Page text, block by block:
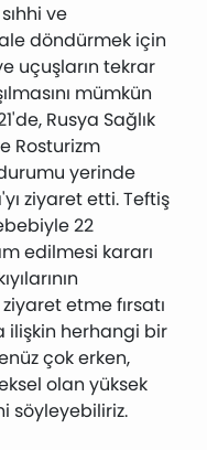
ve
döndürmek için
uçuşların tekrar
mümkün
Rusya Sağlık
Rosturizm
yerinde
ziyaret etti. Teftiş
22
edilmesi kararı
etme fırsatı
ilişkin herhangi bir
çok erken,
olan yüksek
söyleyebiliriz.